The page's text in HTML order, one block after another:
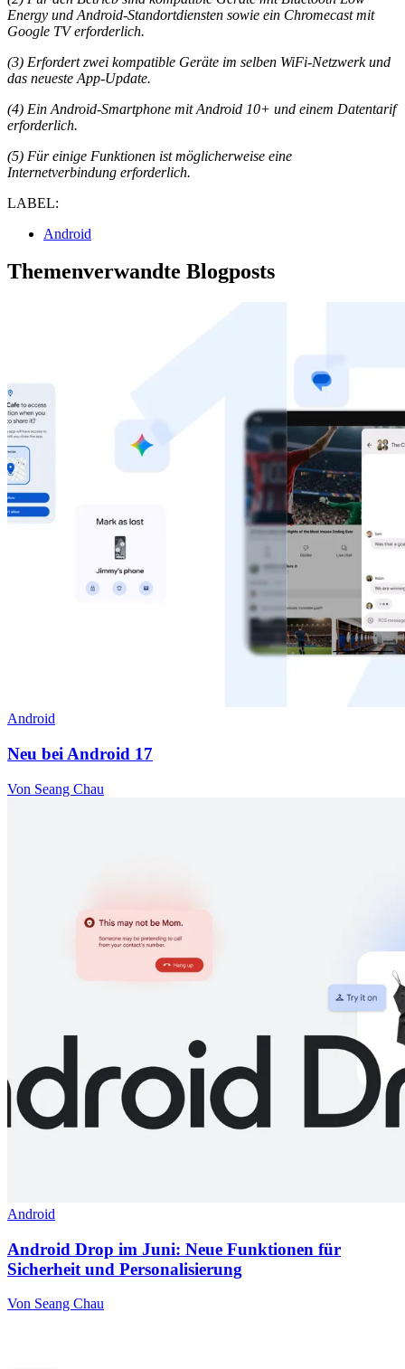
Energy und Android-Standortdiensten sowie ein Chromecast mit
Google TV erforderlich.
(3) Erfordert zwei kompatible Geräte im selben WiFi-Netzwerk und
das neueste App-Update.
(4) Ein Android-Smartphone mit Android 10+ und einem Datentarif
erforderlich.
(5) Für einige Funktionen ist möglicherweise eine
Internetverbindung erforderlich.
LABEL:
Android
Themenverwandte Blogposts
Android
Neu bei Android 17
Von Seang Chau
Android
Android Drop im Juni: Neue Funktionen für
Sicherheit und Personalisierung
Von Seang Chau